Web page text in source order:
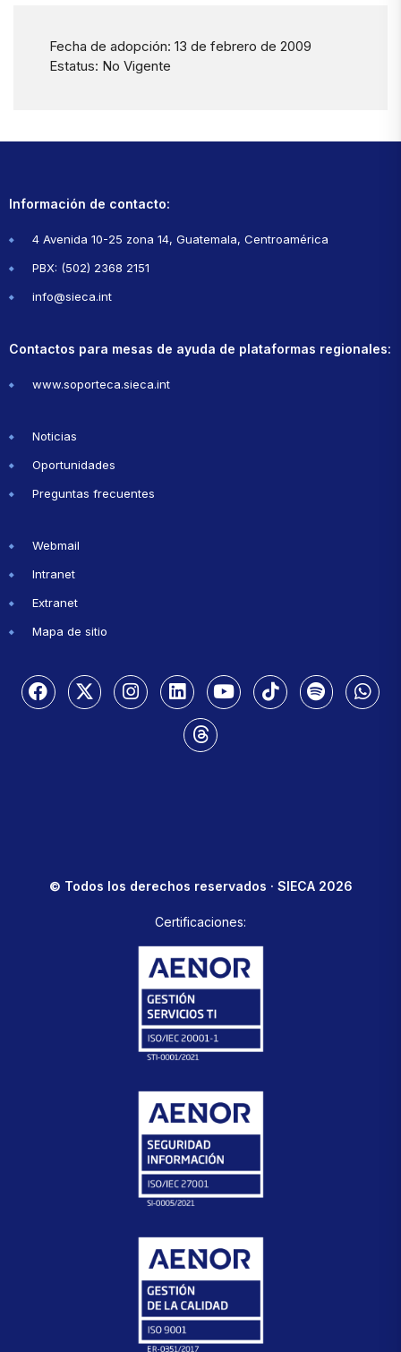
Fecha de adopción: 13 de febrero de 2009
Estatus: No Vigente
Información de contacto:
4 Avenida 10-25 zona 14, Guatemala, Centroamérica
PBX: (502) 2368 2151
info@sieca.int
Contactos para mesas de ayuda de plataformas regionales:
www.soporteca.sieca.int
Noticias
Oportunidades
Preguntas frecuentes
Webmail
Intranet
Extranet
Mapa de sitio
© Todos los derechos reservados · SIECA 2026
Certificaciones: